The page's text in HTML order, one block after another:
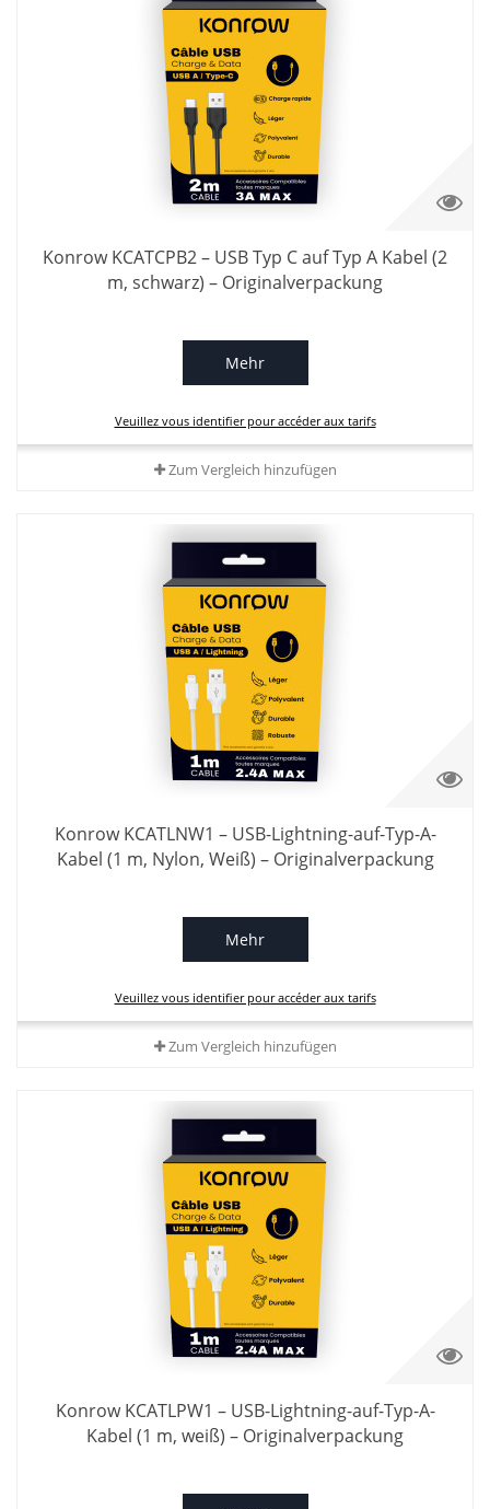
Konrow KCATCPB2 – USB Typ C auf Typ A Kabel (2
m, schwarz) – Originalverpackung
Mehr
Veuillez vous identifier pour accéder aux tarifs
Zum Vergleich hinzufügen
Konrow KCATLNW1 – USB-Lightning-auf-Typ-A-
Kabel (1 m, Nylon, Weiß) – Originalverpackung
Mehr
Veuillez vous identifier pour accéder aux tarifs
Zum Vergleich hinzufügen
Konrow KCATLPW1 – USB-Lightning-auf-Typ-A-
Kabel (1 m, weiß) – Originalverpackung